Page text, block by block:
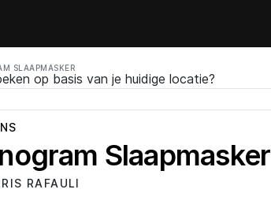
SLAAPMASKER
op basis van je huidige locatie?
Slaapmasker
RAFAULI